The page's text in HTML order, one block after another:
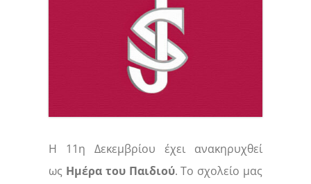
Η 11η Δεκεμβρίου έχει ανακηρυχθεί
ως Ημέρα του Παιδιού. Το σχολείο μας